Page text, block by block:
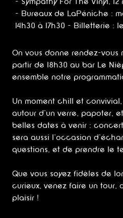
- Sympathy For The Vinyl,
- Bureaux de LaPéniche :
14h30 à 17h30 - Billetterie :
On vous donne rendez-vous
partir de 18h30 au bar Le
ensemble notre
Un moment chill et
autour d’un verre, papoter,
belles dates à venir :
sera aussi l’occasion
questions, et de prendre le
Que vous soyez fidèles de
curieux, venez faire un tour,
plaisir !